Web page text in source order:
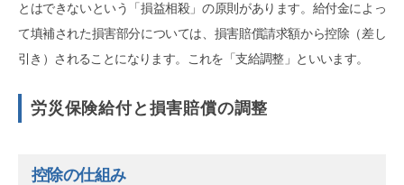
とはできないという「損益相殺」の原則があります。給付金によっ
て填補された損害部分については、損害賠償請求額から控除（差し
引き）されることになります。これを「支給調整」といいます。
労災保険給付と損害賠償の調整
控除の仕組み